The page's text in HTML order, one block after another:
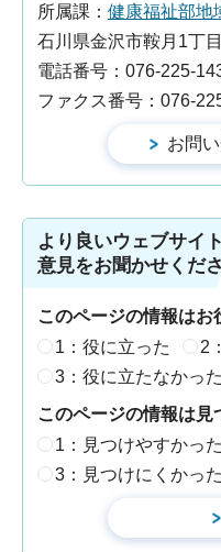
所属課： 健康福祉部
石川県金沢市鞍月1丁
電話番号：076-225-
ファクス番号：076-
より良いウェブサイ
意見をお聞かせくだ
このページの情報はお
1：役に立った
2
3：役に立たなかった
このページの情報は見
1：見つけやすかった
3：見つけにくかった